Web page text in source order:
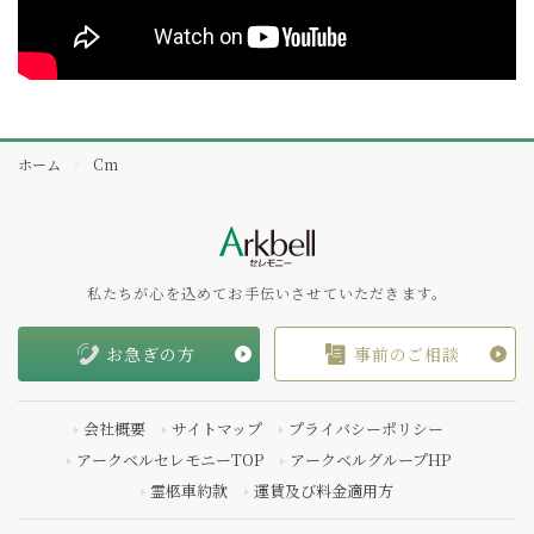
ホーム Cm
私たちが心を込めてお手伝いさせていただきます。
お急ぎの方 事前のご相談
会社概要 サイトマップ
プライバシーポリシー
アークベルセレモニーTOP
アークベルグループHP
霊柩車約款
運賃及び料金適用方